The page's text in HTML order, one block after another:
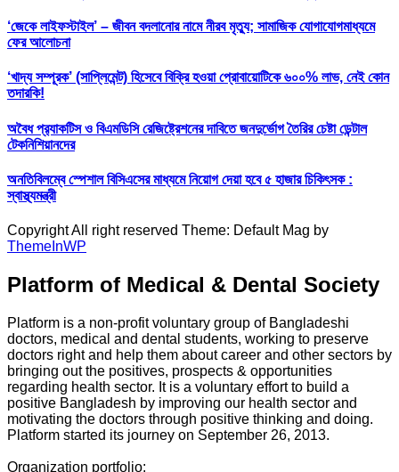
‘জেকে লাইফস্টাইল’ – জীবন বদলানোর নামে নীরব মৃত্যু; সামাজিক যোগাযোগমাধ্যমে
ফের আলোচনা
‘খাদ্য সম্পূরক’ (সাপ্লিমেন্ট) হিসেবে বিক্রি হওয়া প্রোবায়োটিকে ৬০০% লাভ, নেই কোন
তদারকি!
অবৈধ প্র‍্যাকটিস ও বিএমডিসি রেজিষ্ট্রেশনের দাবিতে জনদুর্ভোগ তৈরির চেষ্টা ডেন্টাল
টেকনিশিয়ানদের
অনতিবিলম্বে স্পেশাল বিসিএসের মাধ্যমে নিয়োগ দেয়া হবে ৫ হাজার চিকিৎসক :
স্বাস্থ্যমন্ত্রী
Copyright All right reserved Theme: Default Mag by
ThemeInWP
Platform of Medical & Dental Society
Platform is a non-profit voluntary group of Bangladeshi
doctors, medical and dental students, working to preserve
doctors right and help them about career and other sectors by
bringing out the positives, prospects & opportunities
regarding health sector. It is a voluntary effort to build a
positive Bangladesh by improving our health sector and
motivating the doctors through positive thinking and doing.
Platform started its journey on September 26, 2013.
Organization portfolio: